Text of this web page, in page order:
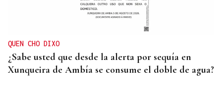
Oporto, el modelo a seguir para recuperar el
casco histórico de Ourense
QUEN CHO DIXO
¿Sabe usted que desde la alerta por sequía en
Xunqueira de Ambía se consume el doble de agua?